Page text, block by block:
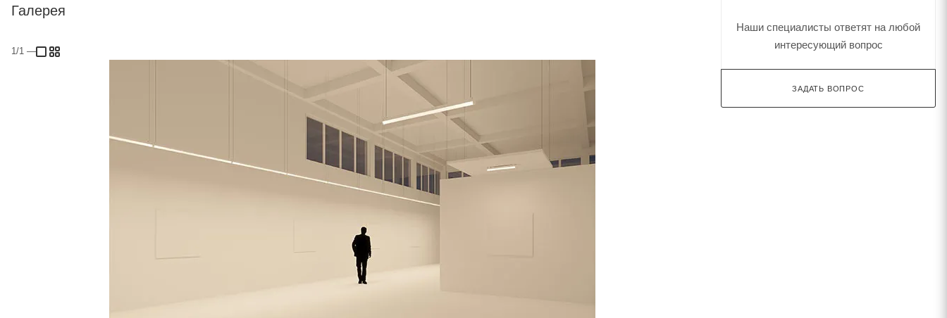
Галерея
1/1 —
Наши специалисты ответят на любой
интересующий вопрос
ЗАДАТЬ ВОПРОС